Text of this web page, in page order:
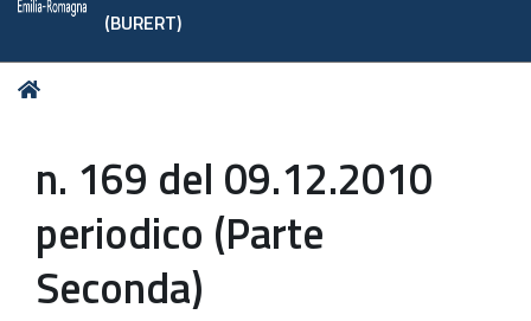
(BURERT)
Tu
n. 169 del 09.12.2010
periodico (Parte
Seconda)